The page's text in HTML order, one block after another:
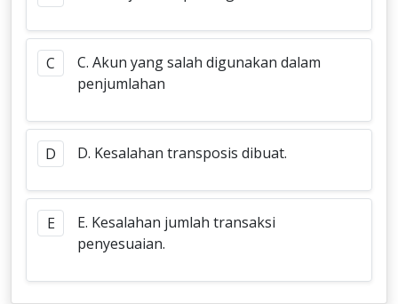
C
C. Akun yang salah digunakan dalam
penjumlahan
D D. Kesalahan transposis dibuat.
E
E. Kesalahan jumlah transaksi
penyesuaian.